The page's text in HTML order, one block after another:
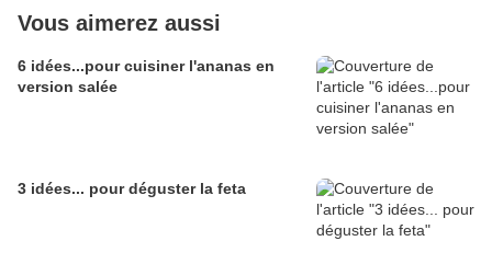
Vous aimerez aussi
6 idées...pour cuisiner l'ananas en
version salée
3 idées... pour déguster la feta